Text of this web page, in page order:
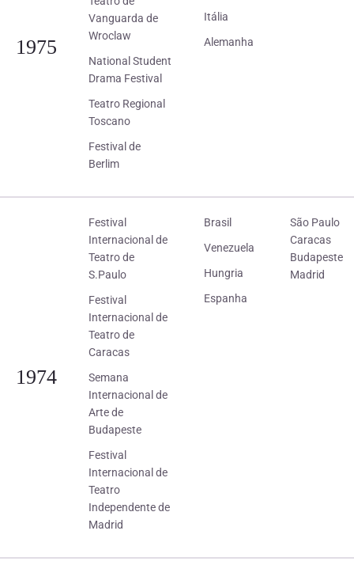
1975
Vanguarda de
Wroclaw
National Student
Drama Festival
Teatro Regional
Toscano
Festival de
Berlim
Itália
Alemanha
1974
Festival
Internacional de
Teatro de
S.Paulo
Festival
Internacional de
Teatro de
Caracas
Semana
Internacional de
Arte de
Budapeste
Festival
Internacional de
Teatro
Independente de
Madrid
Brasil
Venezuela
Hungria
Espanha
São Paulo
Caracas
Budapeste
Madrid